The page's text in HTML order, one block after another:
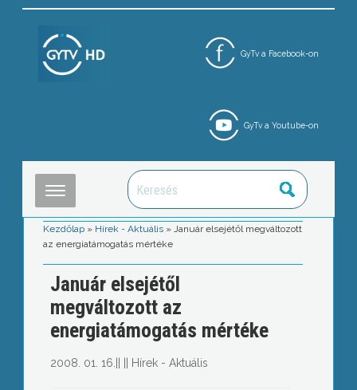
GyTv a Facebook-on
GyTv a Youtube-on
Kezdőlap » Hírek - Aktuális »Január elsejétől megváltozott
az energiatámogatás mértéke
Január elsejétől
megváltozott az
energiatámogatás mértéke
2008. 01. 16. Hírek - Aktuális